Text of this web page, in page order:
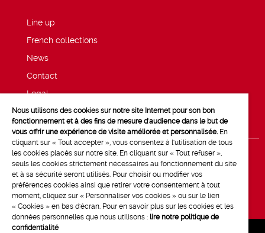
Line up
French collections
News
Contact
Legal
Privacy and cookie policy
Nous utilisons des cookies sur notre site Internet pour son bon
fonctionnement et à des fins de mesure d'audience dans le but de
vous offrir une expérience de visite améliorée et personnalisée. En
cliquant sur « Tout accepter », vous consentez à l'utilisation de tous
les cookies placés sur notre site. En cliquant sur « Tout refuser »,
seuls les cookies strictement nécessaires au fonctionnement du site
et à sa sécurité seront utilisés. Pour choisir ou modifier vos
préférences cookies ainsi que retirer votre consentement à tout
moment, cliquez sur « Personnaliser vos cookies » ou sur le lien
« Cookies » en bas d'écran. Pour en savoir plus sur les cookies et les
données personnelles que nous utilisons : lire notre politique de
confidentialité